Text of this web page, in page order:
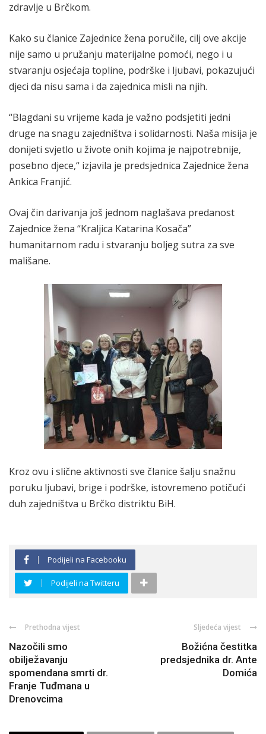
zdravlje u Brčkom.
Kako su članice Zajednice žena poručile, cilj ove akcije
nije samo u pružanju materijalne pomoći, nego i u
stvaranju osjećaja topline, podrške i ljubavi, pokazujući
djeci da nisu sama i da zajednica misli na njih.
“Blagdani su vrijeme kada je važno podsjetiti jedni
druge na snagu zajedništva i solidarnosti. Naša misija je
donijeti svjetlo u živote onih kojima je najpotrebnije,
posebno djece,“ izjavila je predsjednica Zajednice žena
Ankica Franjić.
Ovaj čin darivanja još jednom naglašava predanost
Zajednice žena “Kraljica Katarina Kosača”
humanitarnom radu i stvaranju boljeg sutra za sve
mališane.
Kroz ovu i slične aktivnosti sve članice šalju snažnu
poruku ljubavi, brige i podrške, istovremeno potičući
duh zajedništva u Brčko distriktu BiH.
Podijeli na Facebooku
Podijeli na Twitteru
Prethodna vijest
Nazočili smo
obilježavanju
spomendana smrti dr.
Franje Tuđmana u
Drenovcima
Sljedeća vijest
Božićna čestitka
predsjednika dr. Ante
Domića